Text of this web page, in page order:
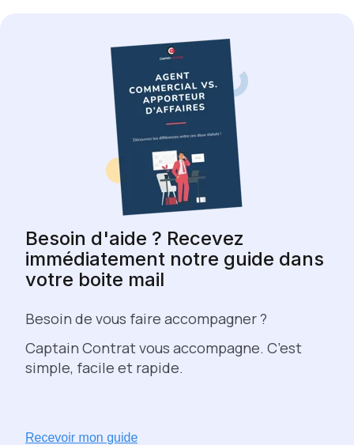
Besoin d'aide ? Recevez
immédiatement notre guide dans
votre boite mail
Besoin de vous faire accompagner ?
Captain Contrat vous accompagne. C’est
simple, facile et rapide.